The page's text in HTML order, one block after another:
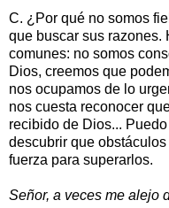
C. ¿Por qué no somos
que buscar sus razones.
comunes: no somos
Dios, creemos que
nos ocupamos de lo
nos cuesta reconocer
recibido de Dios...
descubrir que
fuerza para superarlos.
Señor, a veces me alejo